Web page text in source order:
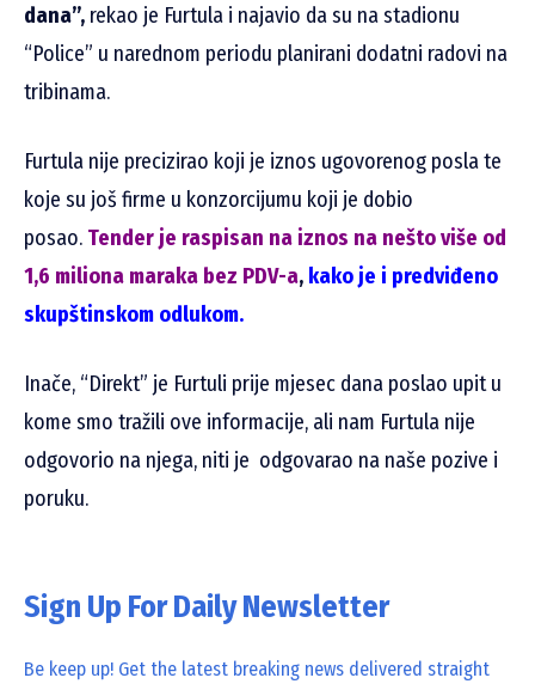
dana”, rekao je Furtula i najavio da su na stadionu
“Police” u narednom periodu planirani dodatni radovi na
tribinama.
Furtula nije precizirao koji je iznos ugovorenog posla te
koje su još firme u konzorcijumu koji je dobio
posao. Tender je raspisan na iznos na neštoviše od
1,6 miliona maraka bez PDV-a, kako je i predviđeno
skupštinskom odlukom.
Inače, “Direkt” je Furtuli prije mjesec dana poslao upit u
kome smo tražili ove informacije, ali nam Furtula nije
odgovorio na njega, niti je odgovarao na naše pozive i
poruku.
Sign Up For Daily Newsletter
Be keep up! Get the latest breaking news delivered straight